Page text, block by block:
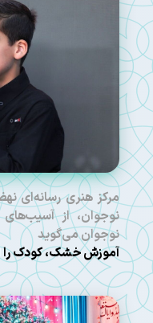
مرکز هنری رسانه‌ای
نوجوان، از
نوجوان می‌گوید
آموزش خشک، کودک را